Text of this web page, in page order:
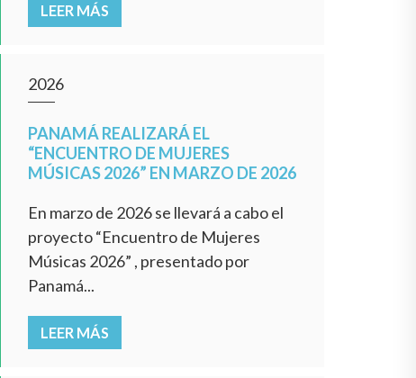
LEER MÁS
2026
PANAMÁ REALIZARÁ EL
“ENCUENTRO DE MUJERES
MÚSICAS 2026” EN MARZO DE 2026
En marzo de 2026 se llevará a cabo el
proyecto “Encuentro de Mujeres
Músicas 2026” , presentado por
Panamá...
LEER MÁS